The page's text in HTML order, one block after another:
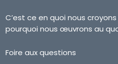
C’est ce en quoi nous
pourquoi nous œuvrons au
Foire aux questions